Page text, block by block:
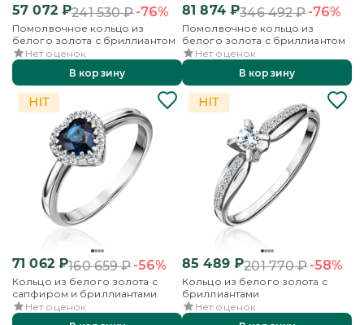
57 072₽241 530₽-76%
Помолвочное кольцо из
белого золота с бриллиантом
Нет оценок
В корзину
81 874₽346 492₽-76%
Помолвочное кольцо из
белого золота с бриллиантом
Нет оценок
В корзину
71 062₽160 659₽-56%
Кольцо из белого золота с
сапфиром и бриллиантами
Нет оценок
85 489₽201 770₽-58%
Кольцо из белого золота с
бриллиантами
Нет оценок